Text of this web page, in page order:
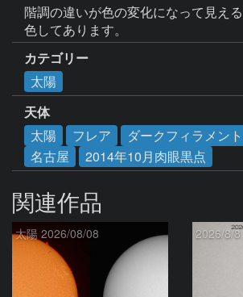
階調の違いが色の変化になって見え
色してあります。
カテゴリー
太陽
天体
太陽
フレア ダークフィラメント
名古屋
2014年10月肉眼黒点
関連作品
太陽 2026/08/08 2026/8/